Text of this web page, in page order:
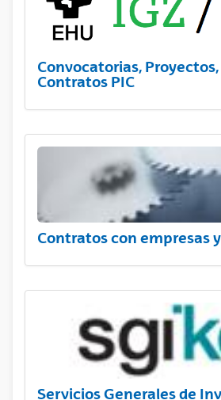
Convocatorias,
Contratos PIC
Contratos con empresas
Servicios Generales de